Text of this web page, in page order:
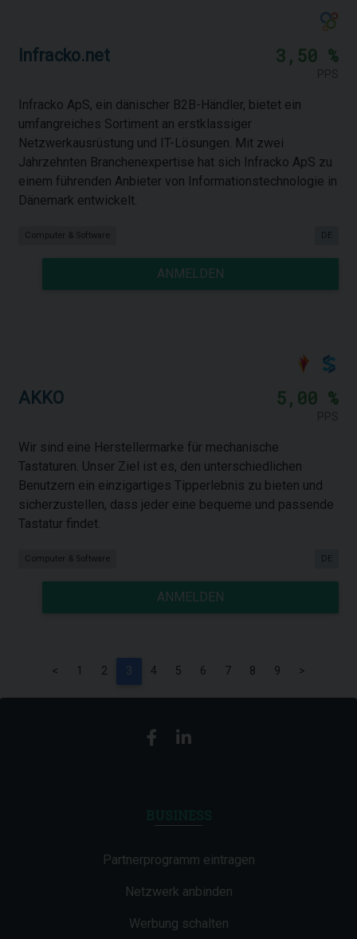
Infracko.net 3,50 %
Infracko ApS, ein dänischer B2B-Händler, bietet ein
umfangreiches Sortiment an erstklassiger
Netzwerkausrüstung und IT-Lösungen. Mit zwei
Jahrzehnten Branchenexpertise hat sich Infracko ApS zu
einem führenden Anbieter von Informationstechnologie in
Dänemark entwickelt.
Computer & Software DE
ANMELDEN
AKKO 5,00 %
Wir sind eine Herstellermarke für mechanische
Tastaturen. Unser Ziel ist es, den unterschiedlichen
Benutzern ein einzigartiges Tipperlebnis zu bieten und
sicherzustellen, dass jeder eine bequeme und passende
Tastatur findet.
Computer & Software DE
ANMELDEN
< 1 2 3 4 5 6 7 8 9 >
Partnerprogramm eintragen
Netzwerk anbinden
Werbung schalten